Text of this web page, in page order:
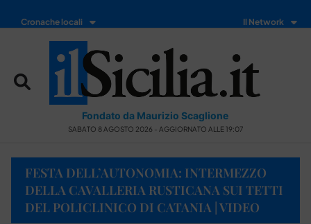
Cronache locali Il Network
Fondato da Maurizio Scaglione
SABATO 8 AGOSTO 2026 - AGGIORNATO ALLE 19:07
FESTA DELL’AUTONOMIA: INTERMEZZO
DELLA CAVALLERIA RUSTICANA SUI TETTI
DEL POLICLINICO DI CATANIA | VIDEO